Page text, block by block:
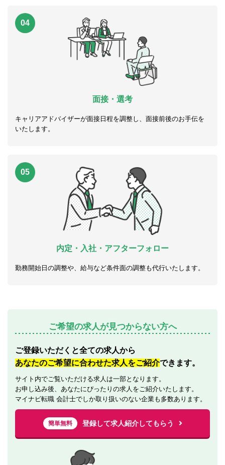
04
面接・選考
キャリアアドバイザーが面接日程を調整し、面接前後のお手伝を
いたします。
05
内定・入社・アフターフォロー
勤務開始日の調整や、給与など条件面の調整も代行いたします。
ご希望の求人が見つからない方へ
ご登録いただくと全ての求人から
あなたのご希望に合わせた求人をご紹介できます。
サイト内でご覧いただける求人は一部となります。
お申し込み後、あなたにぴったりの求人をご紹介いたします。
マイナビ転職 会計士でしか取り扱いのない企業も多数あります。
簡単無料 登録して求人紹介してもらう